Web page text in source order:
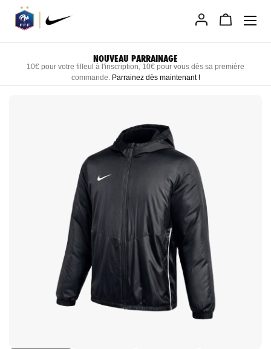
Allez
au
contenu
LIVRAISON RAPIDE DIRECTEMENT CHEZ VOUS
Recevez vos produits personnalisés sous 3 semaines maximum